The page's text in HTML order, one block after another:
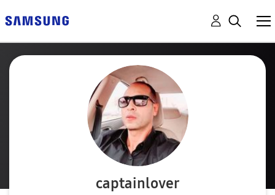
captainlover